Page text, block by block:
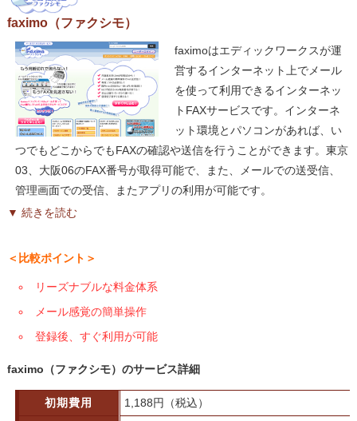
faximo（ファクシモ）
faximoはエディックワークスが運
営するインターネット上でメール
を使って利用できるインターネッ
トFAXサービスです。インターネ
ット環境とパソコンがあれば、い
つでもどこからでもFAXの確認や送信を行うことができます。東京
03、大阪06のFAX番号が取得可能で、また、メールでの送受信、
管理画面での受信、またアプリの利用が可能です。
▼ 続きを読む
＜比較ポイント＞
リーズナブルな料金体系
メール感覚の簡単操作
登録後、すぐ利用が可能
faximo（ファクシモ）のサービス詳細
初期費用
1,188円（税込）